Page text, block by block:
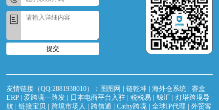
提交
友情链接（QQ:2881938010）： 图图网 |链乾坤 |海外仓系统 |赛盒
ERP|爱跨境一路发 日本电商平台入驻 |税税易 |鲸汇 |灯塔跨境导
航 |链接宝贝 |跨境市场人 |跨信通 |Cathy跨境 |全球IP代理 |外贸客